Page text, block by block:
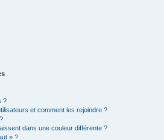
?
et comment les rejoindre ?
dans une couleur différente ?
» ?